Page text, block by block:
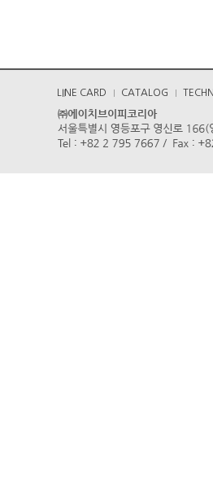
LINE CARD CATALOG